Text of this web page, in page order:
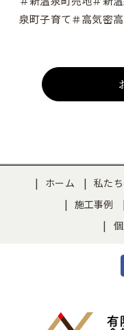
泉町子育て＃高気密
ホーム 私た
施工事例